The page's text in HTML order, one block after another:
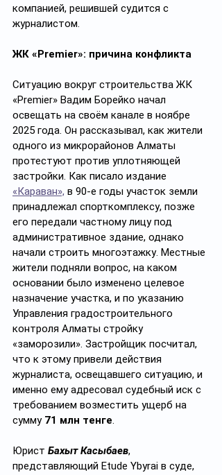
компанией, решившей судится с
журналистом.
ЖК «Premier»: причина конфликта
Ситуацию вокруг строительства ЖК
«Premier» Вадим Борейко начал
освещать на своём канале в ноябре
2025 года. Он рассказывал, как жители
одного из микрорайонов Алматы
протестуют против уплотняющей
застройки. Как писало издание
«Караван», в 90-е годы участок земли
принадлежал спорткомплексу, позже
его передали частному лицу под
административное здание, однако
начали строить многоэтажку. Местные
жители подняли вопрос, на каком
основании было изменено целевое
назначение участка, и по указанию
Управления градостроительного
контроля Алматы стройку
«заморозили». Застройщик посчитал,
что к этому привели действия
журналиста, освещавшего ситуацию, и
именно ему адресовал судебный иск с
требованием возместить ущерб на
сумму 71 млн тенге.
Юрист Бахыт Касыбаев,
представляющий Etude Ybyrai в суде,